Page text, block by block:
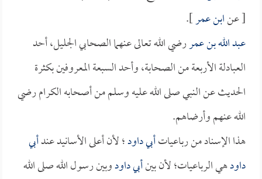
[ عنابن عمر].
عبد الله بن عمررضي الله تعالى عنهما الصحابي الجليل، أحد
العبادلة الأربعة من الصحابة، وأحد السبعة المعروفين بكثرة
الحديث عن النبي صلى الله عليه وسلم من أصحابه الكرام رضي
الله عنهم وأرضاهم.
هذا الإسناد من رباعياتأبي داود؛ لأن أعلى الأسانيد عندأبي
داودهي الرباعيات؛ لأن بينأبي داودوبين رسول الله صلى الله